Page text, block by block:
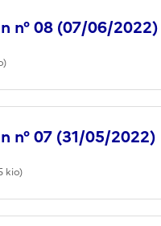
n° 08 (07/06/2022)
n° 07 (31/05/2022)
kio)